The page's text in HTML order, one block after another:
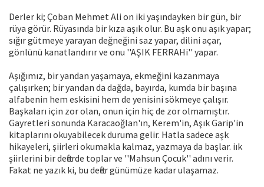
Derler ki; Çoban Mehmet Ali on iki yaşındayken bir gün, bir
rüya görür. Rüyasında bir kıza aşık olur. Bu aşk onu aşık yapar;
sığır gütmeye yarayan değneğini saz yapar, dilini açar,
gönlünü kanatlandırır ve onu ''AŞIK FERRAHi'' yapar.
Aşığımız, bir yandan yaşamaya, ekmeğini kazanmaya
çalışırken; bir yandan da dağda, bayırda, kumda bir başına
alfabenin hem eskisini hem de yenisini sökmeye çalışır.
Başkaları için zor olan, onun için hiç de zor olmamıştır.
Gayretleri sonunda Karacaoğlan'ın, Kerem'in, Aşık Garip'in
kitaplarını okuyabilecek duruma gelir. Hatla sadece aşk
hikayeleri, şiirleri okumakla kalmaz, yazmaya da başlar. iık
şiirlerini bir defterde toplar ve ''Mahsun Çocuk'' adını verir.
Fakat ne yazık ki, bu defter günümüze kadar ulaşamaz.